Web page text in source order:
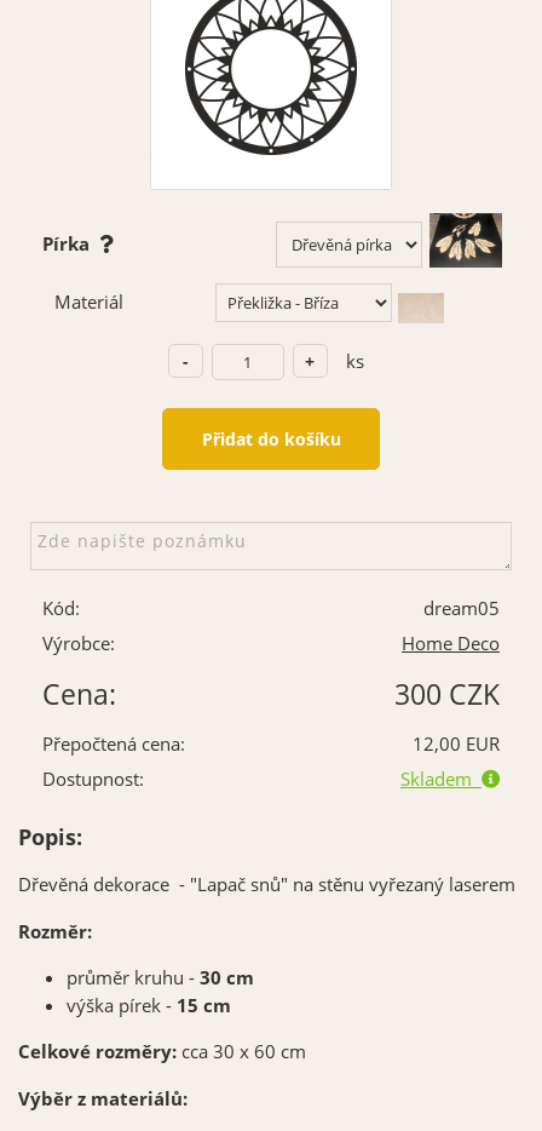
Pírka
Materiál
ks
Kód:
dream05
Výrobce:
Home Deco
Cena: 300 CZK
Přepočtená cena:
12,00 EUR
Dostupnost:
Skladem
Popis:
Dřevěná dekorace - "Lapač snů" na stěnu vyřezaný laserem
Rozměr:
průměr kruhu -30 cm
výška pírek - 15 cm
Celkové rozměry: cca 30 x 60 cm
Výběr z materiálů: